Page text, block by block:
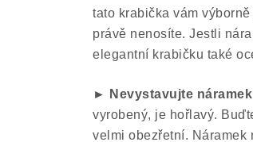
tato krabička vám
právě nenosíte. Jestli
elegantní krabičku také
► Nevystavujte
vyrobený, je hořlavý.
velmi obezřetní. Náramek